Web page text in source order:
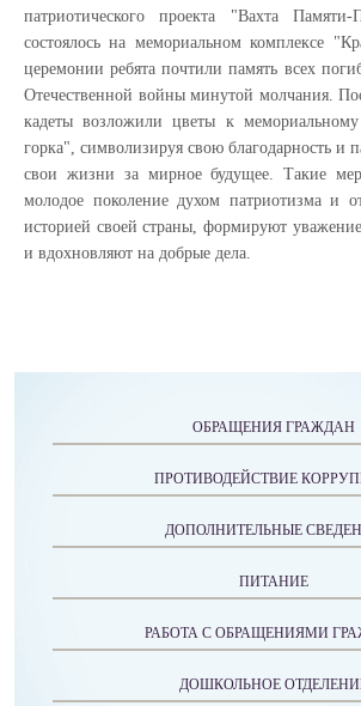
патриотического проекта "Вахта
состоялось на мемориальном комплексе
церемонии ребята почтили память всех
Отечественной войны минутой молчания.
кадеты возложили цветы к
горка", символизируя свою благодарность и
свои жизни за мирное будущее. Такие
молодое поколение духом патриотизма и
историей своей страны, формируют
и вдохновляют на добрые дела.
ОБРАЩЕНИЯ ГРАЖДАН
ПРОТИВОДЕЙСТВИЕ
ДОПОЛНИТЕЛЬНЫЕ
ПИТАНИЕ
РАБОТА С ОБРАЩЕНИЯМИ
ДОШКОЛЬНОЕ